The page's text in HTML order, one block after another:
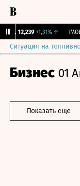
12,239 +1,31% ↑ IMOEX
Ситуация на
Бизнес 01
Показать еще